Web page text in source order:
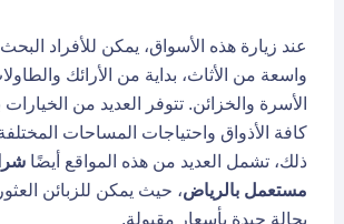
عند زيارة هذه الأسواق، يمكن للأفراد
واسعة من الأثاث، بداية من الأرائك
الأسرة والخزائن. تتوفر العديد من
كافة الأذواق واحتياجات المساحات
ذلك، تشمل العديد من هذه المواقع أيضًا
مستعمل بالرياض، حيث يمكن للزبائن
بحالة جيدة بأسعار مقبولة.